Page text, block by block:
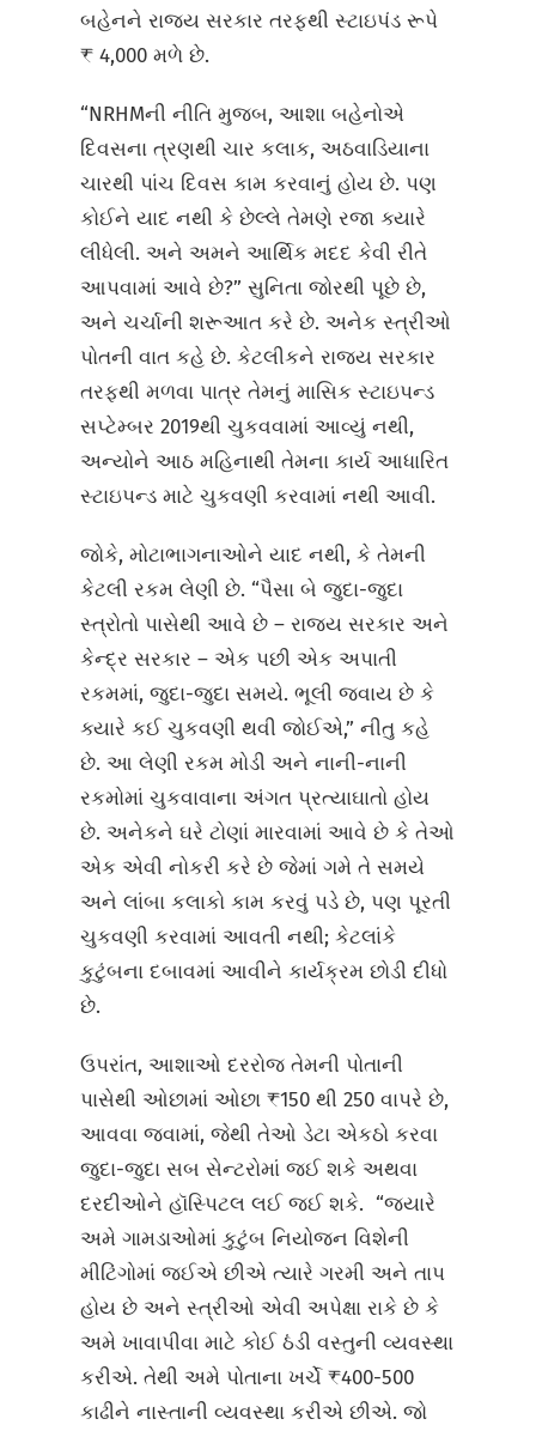
બહેનને રાજ્ય સરકાર તરફથી સ્ટાઇપંડ રૂપે
₹ 4,000 મળે છે.
“NRHMની નીતિ મુજબ, આશા બહેનોએ
દિવસના ત્રણથી ચાર કલાક, અઠવાડિયાના
ચારથી પાંચ દિવસ કામ કરવાનું હોય છે. પણ
કોઈને યાદ નથી કે છેલ્લે તેમણે રજા ક્યારે
લીધેલી. અને અમને આર્થિક મદદ કેવી રીતે
આપવામાં આવે છે?” સુનિતા જોરથી પૂછે છે,
અને ચર્ચાની શરૂઆત કરે છે. અનેક સ્ત્રીઓ
પોતની વાત કહે છે. કેટલીકને રાજ્ય સરકાર
તરફથી મળવા પાત્ર તેમનું માસિક સ્ટાઇપન્ડ
સપ્ટેમ્બર 2019થી ચુકવવામાં આવ્યું નથી,
અન્યોને આઠ મહિનાથી તેમના કાર્ય આધારિત
સ્ટાઇપન્ડ માટે ચુકવણી કરવામાં નથી આવી.
જોકે, મોટાભાગનાઓને યાદ નથી, કે તેમની
કેટલી રકમ લેણી છે. “પૈસા બે જુદા-જુદા
સ્ત્રોતો પાસેથી આવે છે – રાજ્ય સરકાર અને
કેન્દ્ર સરકાર – એક પછી એક અપાતી
રકમમાં, જુદા-જુદા સમયે. ભૂલી જવાય છે કે
ક્યારે કઈ ચુકવણી થવી જોઈએ,” નીતુ કહે
છે. આ લેણી રકમ મોડી અને નાની-નાની
રકમોમાં ચુકવાવાના અંગત પ્રત્યાઘાતો હોય
છે. અનેકને ઘરે ટોણાં મારવામાં આવે છે કે તેઓ
એક એવી નોકરી કરે છે જેમાં ગમે તે સમયે
અને લાંબા કલાકો કામ કરવું પડે છે, પણ પૂરતી
ચુકવણી કરવામાં આવતી નથી; કેટલાંકે
કુટુંબના દબાવમાં આવીને કાર્યક્રમ છોડી દીધો
છે.
ઉપરાંત, આશાઓ દરરોજ તેમની પોતાની
પાસેથી ઓછામાં ઓછા ₹150 થી 250 વાપરે છે,
આવવા જવામાં, જેથી તેઓ ડેટા એકઠો કરવા
જુદા-જુદા સબ સેન્ટરોમાં જઈ શકે અથવા
દરદીઓને હૉસ્પિટલ લઈ જઈ શકે. “જ્યારે
અમે ગામડાઓમાં કુટુંબ નિયોજન વિશેની
મીટિંગોમાં જઈએ છીએ ત્યારે ગરમી અને તાપ
હોય છે અને સ્ત્રીઓ એવી અપેક્ષા રાકે છે કે
અમે ખાવાપીવા માટે કોઈ ઠંડી વસ્તુની વ્યવસ્થા
કરીએ. તેથી અમે પોતાના ખર્ચે ₹400-500
કાઢીને નાસ્તાની વ્યવસ્થા કરીએ છીએ. જો